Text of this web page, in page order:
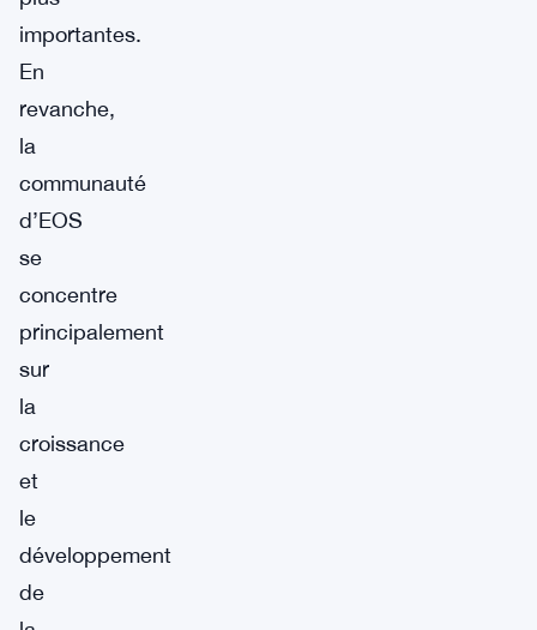
importantes.
En
revanche,
la
communauté
d’EOS
se
concentre
principalement
sur
la
croissance
et
le
développement
de